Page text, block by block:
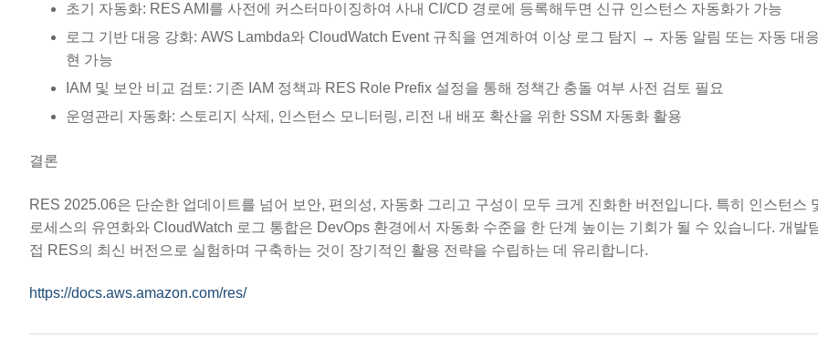
초기 자동화: RES AMI를 사전에 커스터마이징하여 사내 CI/CD 경로에 등록해두면 신규 인스턴스 자동화가 가능
로그 기반 대응 강화: AWS Lambda와 CloudWatch Event 규칙을 연계하여 이상 로그 탐지 → 자동 알림 또는 자동 대
현 가능
IAM 및 보안 비교 검토: 기존 IAM 정책과 RES Role Prefix 설정을 통해 정책간 충돌 여부 사전 검토 필요
운영관리 자동화: 스토리지 삭제, 인스턴스 모니터링, 리전 내 배포 확산을 위한 SSM 자동화 활용
결론
RES 2025.06은 단순한 업데이트를 넘어 보안, 편의성, 자동화 그리고 구성이 모두 크게 진화한 버전입니다. 특히 인스턴스
로세스의 유연화와 CloudWatch 로그 통합은 DevOps 환경에서 자동화 수준을 한 단계 높이는 기회가 될 수 있습니다. 개발
접 RES의 최신 버전으로 실험하며 구축하는 것이 장기적인 활용 전략을 수립하는 데 유리합니다.
https://docs.aws.amazon.com/res/